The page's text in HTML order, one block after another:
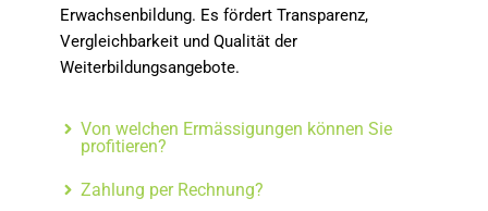
Erwachsenbildung. Es fördert Transparenz,
Vergleichbarkeit und Qualität der
Weiterbildungsangebote.
Von welchen Ermässigungen können Sie
profitieren?
Zahlung per Rechnung?